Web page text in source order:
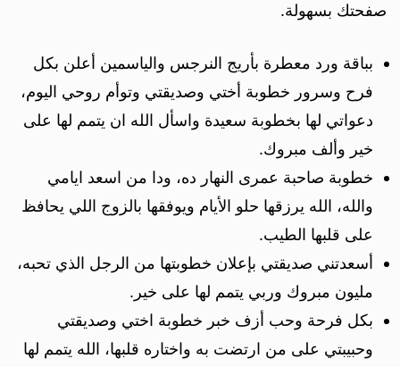
صفحتك بسهولة.
بباقة ورد معطرة بأريج النرجس والياسمين أعلن بكل
فرح وسرور خطوبة أختي وصديقتي وتوأم روحي اليوم،
دعواتي لها بخطوبة سعيدة واسأل الله ان يتمم لها على
خير وألف مبروك.
خطوبة صاحبة عمرى النهار ده، ودا من اسعد ايامي
والله، الله يرزقها حلو الأيام ويوفقها بالزوج اللي يحافظ
على قلبها الطيب.
أسعدتني صديقتي بإعلان خطوبتها من الرجل الذي تحبه،
مليون مبروك وربي يتمم لها على خير.
بكل فرحة وحب أزف خبر خطوبة اختي وصديقتي
وحبيبتي على من ارتضت به واختاره قلبها، الله يتمم لها